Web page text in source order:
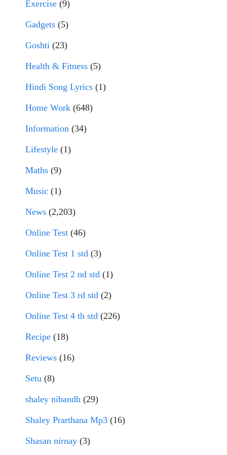
Exercise (9)
Gadgets (5)
Goshti (23)
Health & Fitness (5)
Hindi Song Lyrics (1)
Home Work (648)
Information (34)
Lifestyle (1)
Maths (9)
Music (1)
News (2,203)
Online Test (46)
Online Test 1 std (3)
Online Test 2 nd std (1)
Online Test 3 rd std (2)
Online Test 4 th std (226)
Recipe (18)
Reviews (16)
Setu (8)
shaley nibandh (29)
Shaley Prarthana Mp3 (16)
Shasan nirnay (3)